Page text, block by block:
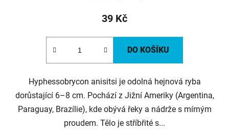
39 Kč
DO KOŠÍKU
Hyphessobrycon anisitsi je odolná hejnová ryba
dorůstající 6–8 cm. Pochází z Jižní Ameriky (Argentina,
Paraguay, Brazílie), kde obývá řeky a nádrže s mírným
proudem. Tělo je stříbřité s...